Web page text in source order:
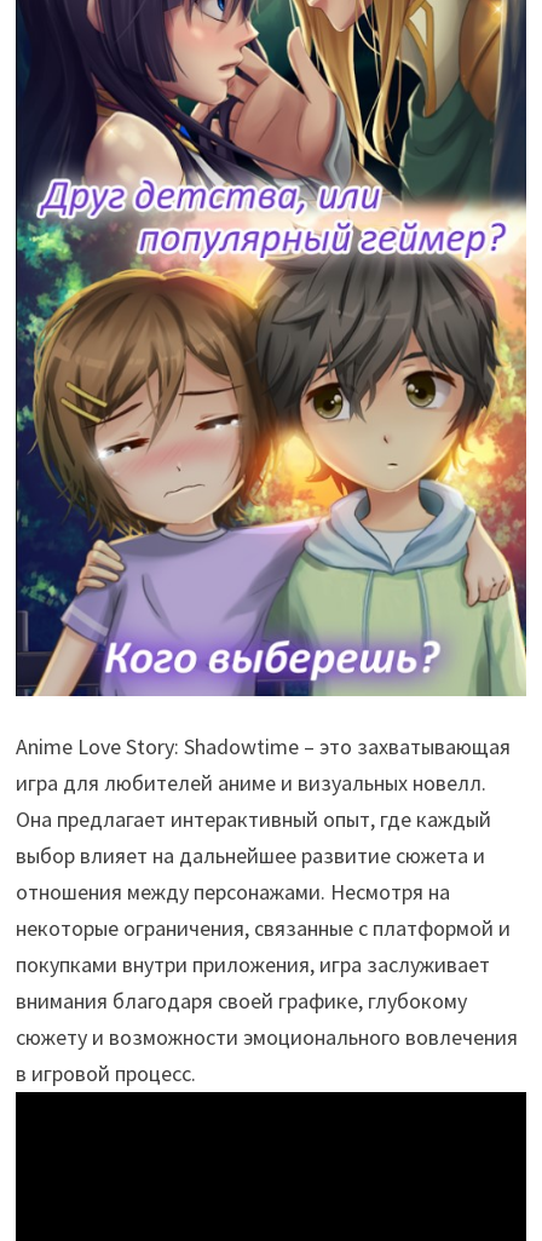
Anime Love Story: Shadowtime – это захватывающая
игра для любителей аниме и визуальных новелл.
Она предлагает интерактивный опыт, где каждый
выбор влияет на дальнейшее развитие сюжета и
отношения между персонажами. Несмотря на
некоторые ограничения, связанные с платформой и
покупками внутри приложения, игра заслуживает
внимания благодаря своей графике, глубокому
сюжету и возможности эмоционального вовлечения
в игровой процесс.